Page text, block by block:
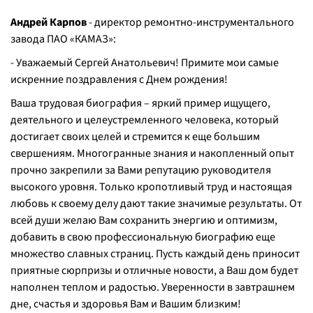
Андрей Карпов- директор ремонтно-инструментального
завода ПАО «КАМАЗ»:
- Уважаемый Сергей Анатольевич! Примите мои самые
искренние поздравления с Днем рождения!
Ваша трудовая биография – яркий пример ищущего,
деятельного и целеустремленного человека, который
достигает своих целей и стремится к еще большим
свершениям. Многогранные знания и накопленный опыт
прочно закрепили за Вами репутацию руководителя
высокого уровня. Только кропотливый труд и настоящая
любовь к своему делу дают такие значимые результаты. От
всей души желаю Вам сохранить энергию и оптимизм,
добавить в свою профессиональную биографию еще
множество славных страниц. Пусть каждый день приносит
приятные сюрпризы и отличные новости, а Ваш дом будет
наполнен теплом и радостью. Уверенности в завтрашнем
дне, счастья и здоровья Вам и Вашим близким!